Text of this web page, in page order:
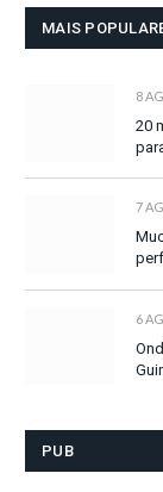
MAIS
8
20
7
6
PUB